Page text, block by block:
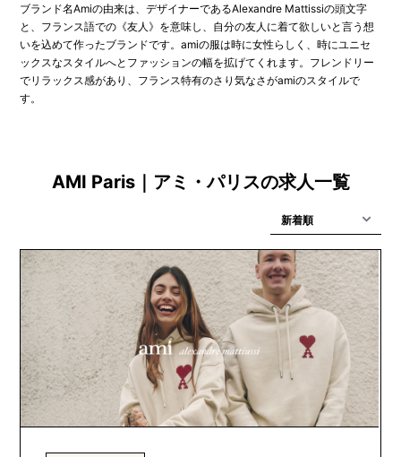
ブランド名Amiの由来は、デザイナーであるAlexandre Mattissiの頭文字
と、フランス語での《友人》を意味し、自分の友人に着て欲しいと言う想
いを込めて作ったブランドです。amiの服は時に女性らしく、時にユニセ
ックスなスタイルへとファッションの幅を拡げてくれます。フレンドリー
でリラックス感があり、フランス特有のさり気なさがamiのスタイルで
す。
AMI Paris｜アミ・パリスの求人一覧